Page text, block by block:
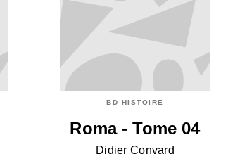
BD HISTOIRE
Roma - Tome 04
Didier Convard